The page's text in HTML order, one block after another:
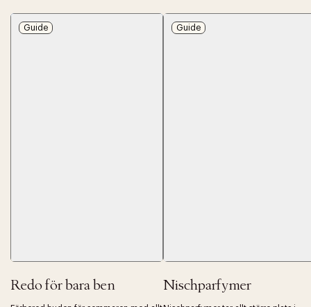
Guide
Redo för bara ben
Guide
Nischparfymer